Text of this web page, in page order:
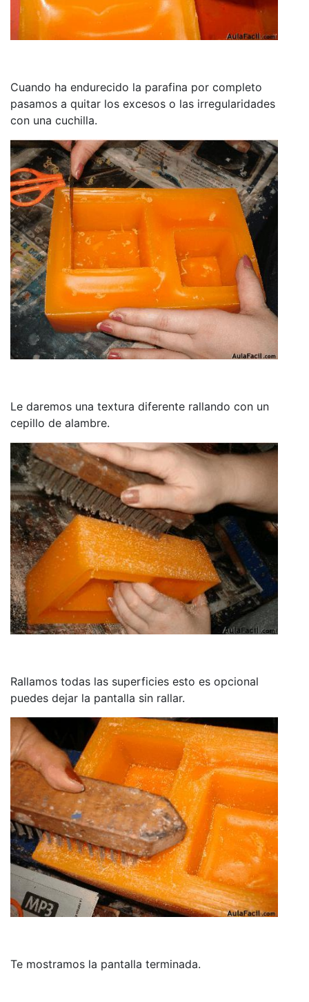
Cuando ha endurecido la parafina por completo
pasamos a quitar los excesos o las irregularidades
con una cuchilla.
Le daremos una textura diferente rallando con un
cepillo de alambre.
Rallamos todas las superficies esto es opcional
puedes dejar la pantalla sin rallar.
Te mostramos la pantalla terminada.